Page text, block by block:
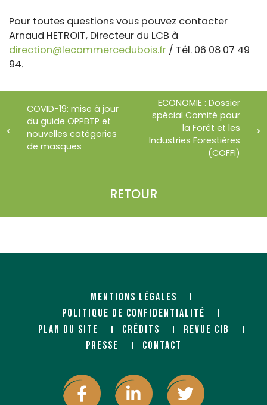
Pour toutes questions vous pouvez contacter
Arnaud HETROIT, Directeur du LCB à
direction@lecommercedubois.fr / Tél. 06 08 07 49
94.
COVID-19: mise à jour
du guide OPPBTP et
nouvelles catégories
de masques
RETOUR
ECONOMIE : Dossier
spécial Comité pour
la Forêt et les
Industries Forestières
(COFFI)
MENTIONS LÉGALES
POLITIQUE DE CONFIDENTIALITÉ
PLAN DU SITE
CRÉDITS
REVUE CIB
PRESSE
CONTACT